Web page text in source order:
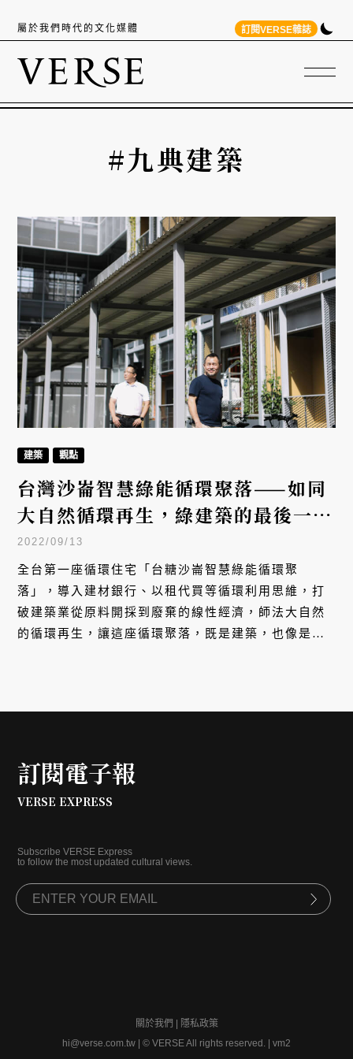
屬於我們時代的文化媒體 訂閱VERSE雜誌
#九典建築
建築 觀點
台灣沙崙智慧綠能循環聚落——如同
大自然循環再生，綠建築的最後一哩
路
2022/09/13
全台第一座循環住宅「台糖沙崙智慧綠能循環聚
落」，導入建材銀行、以租代買等循環利用思維，打
破建築業從原料開採到廢棄的線性經濟，師法大自然
的循環再生，讓這座循環聚落，既是建築，也像是一
訂閱電子報
VERSE EXPRESS
Subscribe VERSE Express
to follow the most updated cultural views.
關於我們
隱私政策
hi@verse.com.tw
© VERSE All rights reserved. | vm2